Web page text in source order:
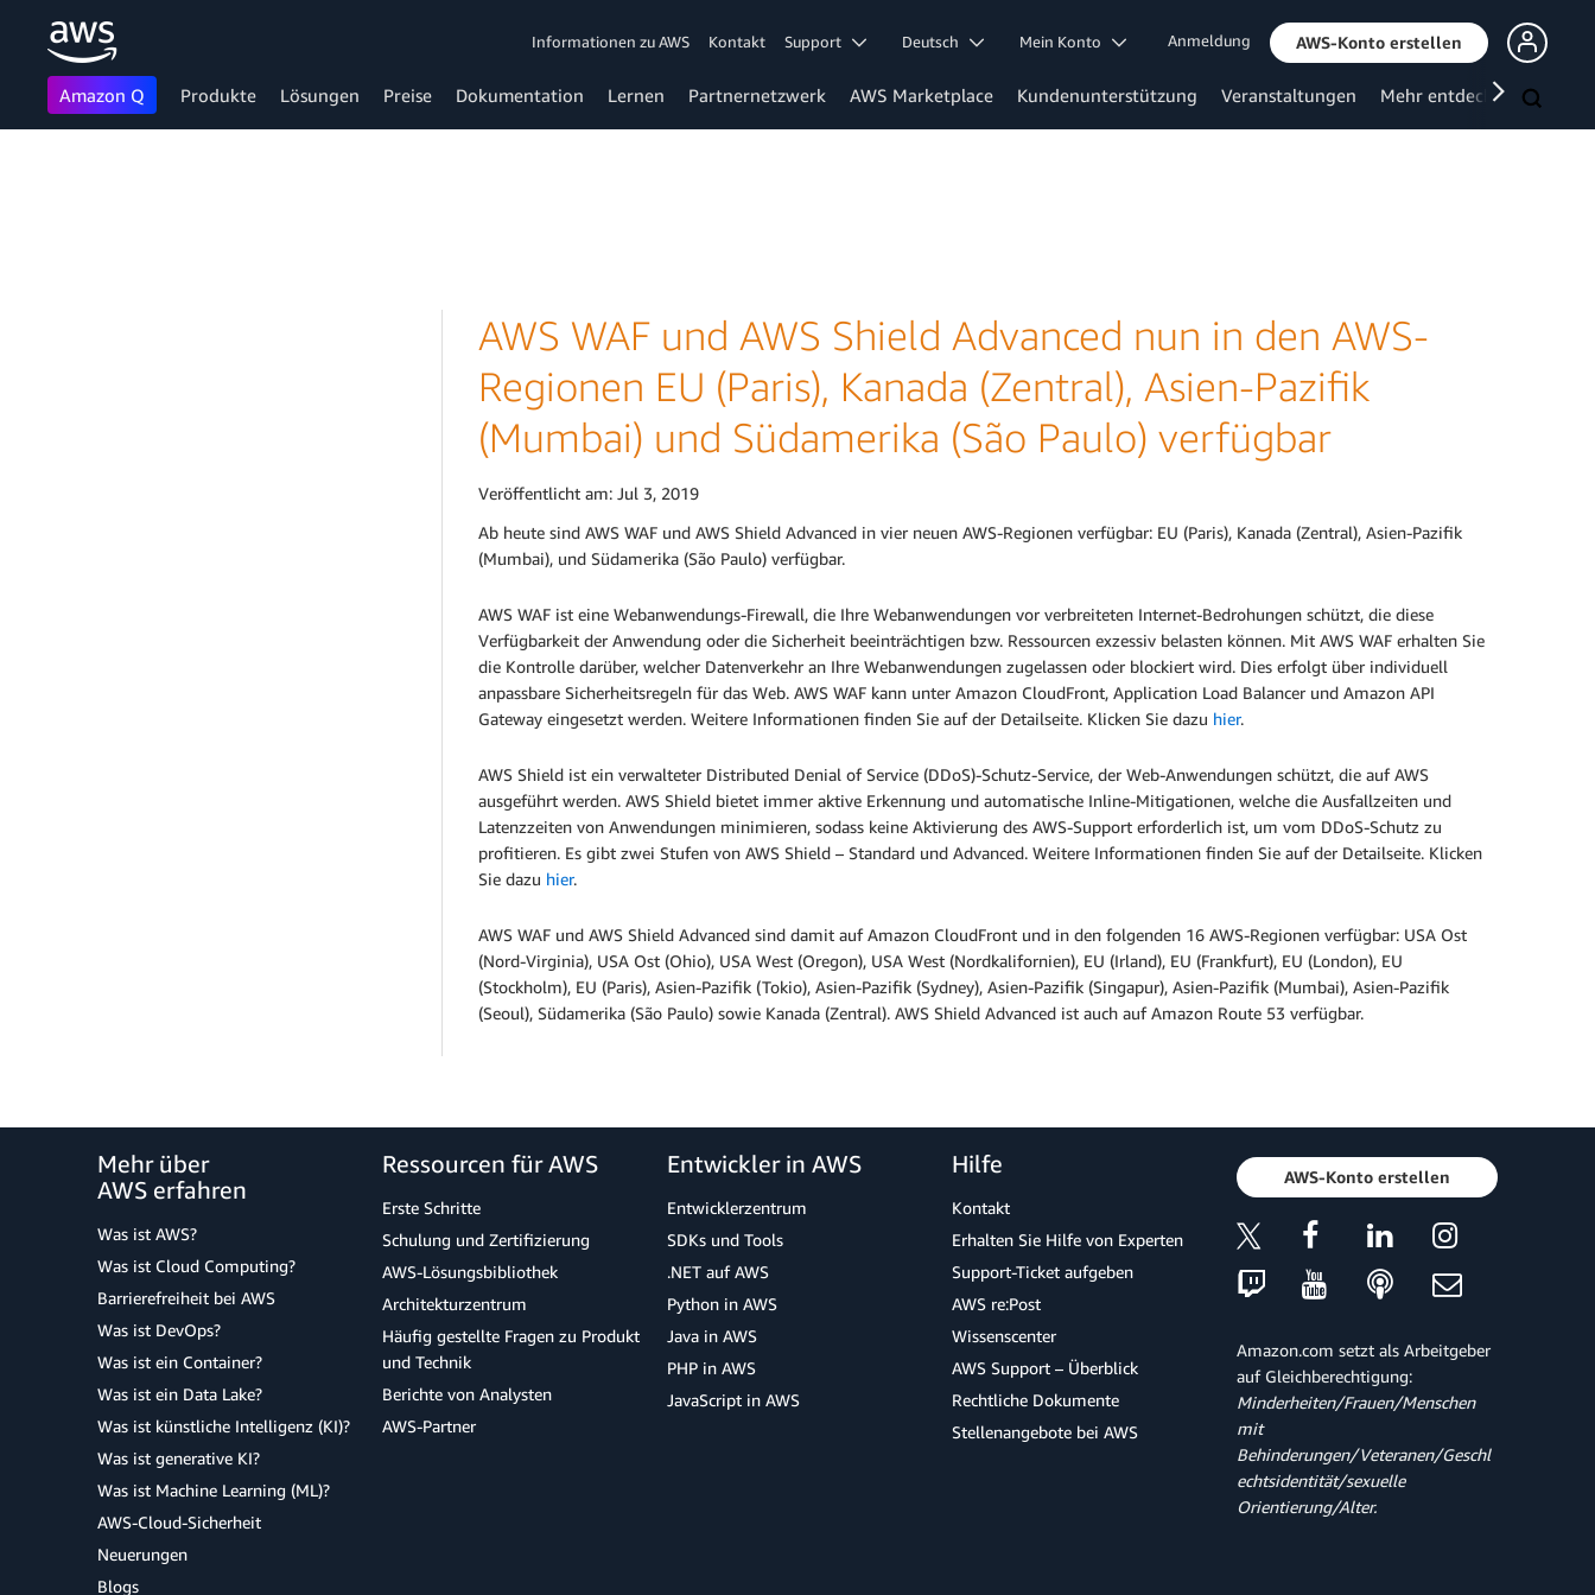
Informationen zu AWS Kontakt Support Deutsch Mein Konto Anmeldung AWS-Konto erstellen
Amazon Q Produkte Lösungen Preise Dokumentation Lernen Partnernetzwerk AWS Marketplace Kundenunterstützung Veranstaltungen Mehr entdecken
AWS WAF und AWS Shield Advanced nun in den AWS-
Regionen EU (Paris), Kanada (Zentral), Asien-Pazifik
(Mumbai) und Südamerika (São Paulo) verfügbar
Veröffentlicht am: Jul 3, 2019
Ab heute sind AWS WAF und AWS Shield Advanced in vier neuen AWS-Regionen verfügbar: EU (Paris), Kanada (Zentral), Asien-Pazifik
(Mumbai), und Südamerika (São Paulo) verfügbar.
AWS WAF ist eine Webanwendungs-Firewall, die Ihre Webanwendungen vor verbreiteten Internet-Bedrohungen schützt, die diese
Verfügbarkeit der Anwendung oder die Sicherheit beeinträchtigen bzw. Ressourcen exzessiv belasten können. Mit AWS WAF erhalten Sie
die Kontrolle darüber, welcher Datenverkehr an Ihre Webanwendungen zugelassen oder blockiert wird. Dies erfolgt über individuell
anpassbare Sicherheitsregeln für das Web. AWS WAF kann unter Amazon CloudFront, Application Load Balancer und Amazon API
Gateway eingesetzt werden. Weitere Informationen finden Sie auf der Detailseite. Klicken Sie dazu hier.
AWS Shield ist ein verwalteter Distributed Denial of Service (DDoS)-Schutz-Service, der Web-Anwendungen schützt, die auf AWS
ausgeführt werden. AWS Shield bietet immer aktive Erkennung und automatische Inline-Mitigationen, welche die Ausfallzeiten und
Latenzzeiten von Anwendungen minimieren, sodass keine Aktivierung des AWS-Support erforderlich ist, um vom DDoS-Schutz zu
profitieren. Es gibt zwei Stufen von AWS Shield – Standard und Advanced. Weitere Informationen finden Sie auf der Detailseite. Klicken
Sie dazu hier.
AWS WAF und AWS Shield Advanced sind damit auf Amazon CloudFront und in den folgenden 16 AWS-Regionen verfügbar: USA Ost
(Nord-Virginia), USA Ost (Ohio), USA West (Oregon), USA West (Nordkalifornien), EU (Irland), EU (Frankfurt), EU (London), EU
(Stockholm), EU (Paris), Asien-Pazifik (Tokio), Asien-Pazifik (Sydney), Asien-Pazifik (Singapur), Asien-Pazifik (Mumbai), Asien-Pazifik
(Seoul), Südamerika (São Paulo) sowie Kanada (Zentral). AWS Shield Advanced ist auch auf Amazon Route 53 verfügbar.
Mehr über
AWS erfahren
Was ist AWS?
Was ist Cloud Computing?
Barrierefreiheit bei AWS
Was ist DevOps?
Was ist ein Container?
Was ist ein Data Lake?
Was ist künstliche Intelligenz (KI)?
Was ist generative KI?
Was ist Machine Learning (ML)?
AWS-Cloud-Sicherheit
Neuerungen
Blogs
Ressourcen für AWS
Erste Schritte
Schulung und Zertifizierung
AWS-Lösungsbibliothek
Architekturzentrum
Häufig gestellte Fragen zu Produkt
und Technik
Berichte von Analysten
AWS-Partner
Entwickler in AWS
Entwicklerzentrum
SDKs und Tools
.NET auf AWS
Python in AWS
Java in AWS
PHP in AWS
JavaScript in AWS
Hilfe
Kontakt
Erhalten Sie Hilfe von Experten
Support-Ticket aufgeben
AWS re:Post
Wissenscenter
AWS Support – Überblick
Rechtliche Dokumente
Stellenangebote bei AWS
AWS-Konto erstellen
Amazon.com setzt als Arbeitgeber
auf Gleichberechtigung:
Minderheiten/Frauen/Menschen
mit
Behinderungen/Veteranen/Geschl
echtsidentität/sexuelle
Orientierung/Alter.